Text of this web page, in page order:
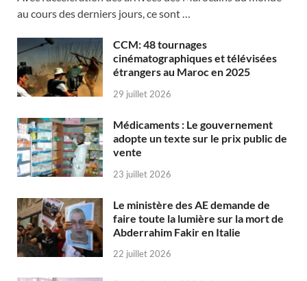
au cours des derniers jours, ce sont …
CCM: 48 tournages
cinématographiques et télévisées
étrangers au Maroc en 2025
29 juillet 2026
Médicaments : Le gouvernement
adopte un texte sur le prix public de
vente
23 juillet 2026
Le ministère des AE demande de
faire toute la lumière sur la mort de
Abderrahim Fakir en Italie
22 juillet 2026